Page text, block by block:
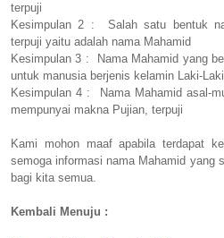
terpuji
Kesimpulan 2 : Salah satu bentuk
terpuji yaitu adalah nama Mahamid
Kesimpulan 3 : Nama Mahamid yang
untuk manusia berjenis kelamin Laki-Laki
Kesimpulan 4 : Nama Mahamid asal-
mempunyai makna Pujian, terpuji
Kami mohon maaf apabila terdapat
semoga informasi nama Mahamid yang
bagi kita semua.
Kembali Menuju :